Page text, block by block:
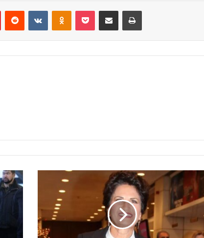
PinterestReddit VKontakteOdnoklassniki
Pocket Share via Email Print